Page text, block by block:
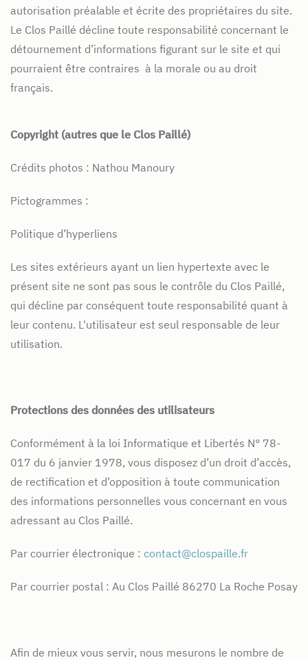
autorisation préalable et écrite des propriétaires du site.
Le Clos Paillé décline toute responsabilité concernant le
détournement d’informations figurant sur le site et qui
pourraient être contraires à la morale ou au droit
français.
Copyright (autres que le Clos Paillé)
Crédits photos : Nathou Manoury
Pictogrammes :
Politique d’hyperliens
Les sites extérieurs ayant un lien hypertexte avec le
présent site ne sont pas sous le contrôle du Clos Paillé,
qui décline par conséquent toute responsabilité quant à
leur contenu. L'utilisateur est seul responsable de leur
utilisation.
Protections des données des utilisateurs
Conformément à la loi Informatique et Libertés N° 78-
017 du 6 janvier 1978, vous disposez d’un droit d’accès,
de rectification et d’opposition à toute communication
des informations personnelles vous concernant en vous
adressant au Clos Paillé.
Par courrier électronique : contact@clospaille.fr
Par courrier postal : Au Clos Paillé 86270 La Roche Posay
Afin de mieux vous servir, nous mesurons le nombre de